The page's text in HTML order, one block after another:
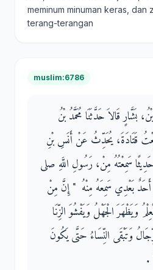
meminum minuman keras, dan
terang-terangan
muslim:6786
بَشَّارٍ قَالاَ حَدَّثَنَا مُحَمَّدُ بْنُ
قَتَادَةَ، يُحَدِّثُ عَنْ أَنَسِ بْنِ
سَمِعْتُهُ مِنْ، رَسُولِ اللَّهِ صلى
أَحَدٌ بَعْدِي سَمِعَهُ مِنْهُ ‏ "‏ إِنَّ مِنْ
وَيَظْهَرَ الْجَهْلُ وَيَفْشُوَ الزِّنَا
وَتَبْقَى النِّسَاءُ حَتَّى يَكُونَ
‏.‏